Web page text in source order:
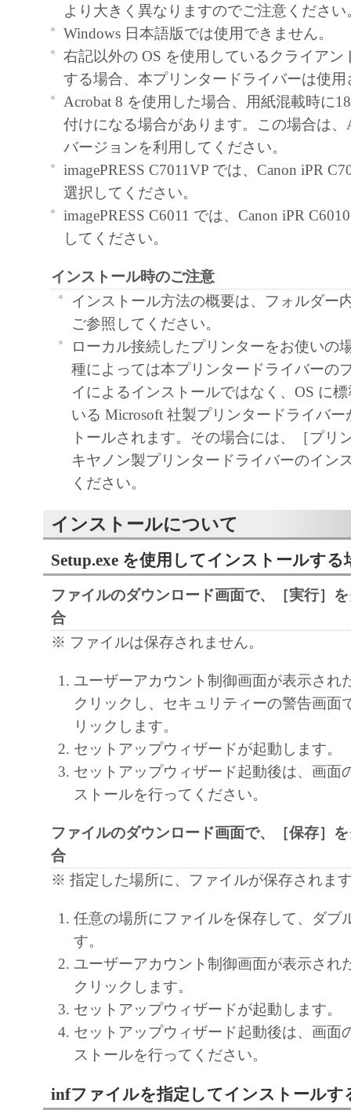
NOT AGREE TO THE FOLLOWING
CONDITIONS OF THIS AGREEMENT, DO
SOFTWARE. NO REFUND WILL BE
SOFTWARE WAS PROVIDED TO YOU AT
1. GRANT OF LICENSE
Canon grants you a personal, limited and non-
use ("use" as used herein shall include storing,
accessing, executing or displaying) the
with Products only on computers directly or
connected to the Products (the "Designated
You may allow other users of other computers
assure that all such users shall abide by the
Agreement and shall be subject to restrictions
borne by you hereunder.
You may make one copy of the Software solely
purpose.
2. RESTRICTIONS
You shall not use the Software except as
permitted herein, and shall not assign,
loan, convey or transfer to any third party the
not alter, translate or convert to another
Software and you shall not have any third party
3. COPYRIGHT NOTICE
You shall not modify, remove or delete any
Canon or its licensors contained in the
copy thereof.
4. OWNERSHIP
and intellectual property rights in and to the
expressly provided herein, no license or right,
is hereby conveyed or granted by Canon to
intellectual property of Canon and its licensors.
5. EXPORT RESTRICTION
You agree to comply with all export laws and
regulations of the country involved, and not to
export, directly or indirectly, the Software in
laws, restrictions and regulations, or without all
approvals.
6. NO SUPPORT
NEITHER CANON, CANON'S
AFFILIATES, THEIR DISTRIBUTORS, OR
CANON'S LICENSORS ARE
MAINTAINING OR HELPING YOU TO
SOFTWARE. NO UPDATES, FIXES OR
BE MADE AVAILABLE FOR THE
[NO WARRANTY] THE SOFTWARE IS
より大きく異なりますのでご注意ください
Windows 日本語版では使用できません。
右記以外の OS を使用しているクライアン
する場合、本プリンタードライバーは使
Acrobat 8 を使用した場合、用紙混載時に
付けになる場合があります。この場合は、
バージョンを利用してください。
imagePRESS C7011VP では、Canon iPR
選択してください。
imagePRESS C6011 では、Canon iPR
してください。
インストール時のご注意
インストール方法の概要は、フォルダー
ご参照してください。
ローカル接続したプリンターをお使いの
種によっては本プリンタードライバーの
イによるインストールではなく、OS に
いる Microsoft 社製プリンタードライバ
トールされます。その場合には、［プリ
キヤノン製プリンタードライバーのイン
ください。
インストールについて
Setup.exe を使用してインストールする
ファイルのダウンロード画面で、［実行］
合
※ ファイルは保存されません。
ユーザーアカウント制御画面が表示され
クリックし、セキュリティーの警告画面
リックします。
セットアップウィザードが起動します。
セットアップウィザード起動後は、画面
ストールを行ってください。
ファイルのダウンロード画面で、［保存］
合
※ 指定した場所に、ファイルが保存されま
任意の場所にファイルを保存して、ダブ
す。
ユーザーアカウント制御画面が表示され
クリックします。
セットアップウィザードが起動します。
セットアップウィザード起動後は、画面
ストールを行ってください。
infファイルを指定してインストールす